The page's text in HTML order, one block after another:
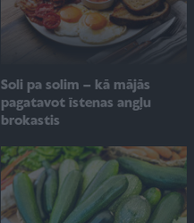
Soli pa solim – kā mājās
pagatavot īstenas angļu
brokastis